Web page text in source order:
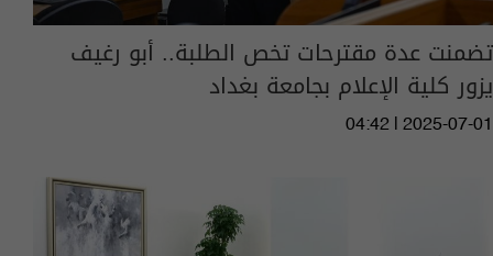
تضمنت عدة مقترحات تخص الطلبة.. أبو رغيف
يزور كلية الإعلام بجامعة بغداد
04:42 | 2025-07-01